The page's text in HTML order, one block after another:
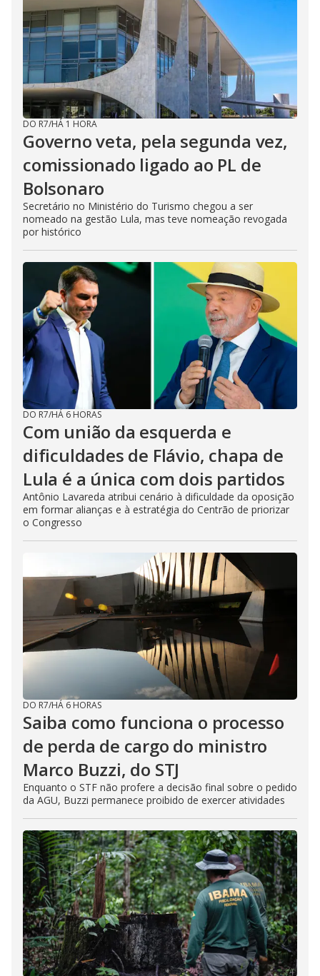
DO R7/HÁ 1 HORA
Governo veta, pela segunda vez,
comissionado ligado ao PL de
Bolsonaro
Secretário no Ministério do Turismo chegou a ser
nomeado na gestão Lula, mas teve nomeação revogada
por histórico
DO R7/HÁ 6 HORAS
Com união da esquerda e
dificuldades de Flávio, chapa de
Lula é a única com dois partidos
Antônio Lavareda atribui cenário à dificuldade da oposição
em formar alianças e à estratégia do Centrão de priorizar
o Congresso
DO R7/HÁ 6 HORAS
Saiba como funciona o processo
de perda de cargo do ministro
Marco Buzzi, do STJ
Enquanto o STF não profere a decisão final sobre o pedido
da AGU, Buzzi permanece proibido de exercer atividades